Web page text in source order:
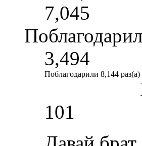
7,045
3,494
Поблагодарили 8,144 раз(а)
101